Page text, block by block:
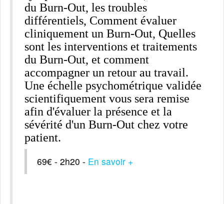
du Burn-Out, les troubles
différentiels, Comment évaluer
cliniquement un Burn-Out, Quelles
sont les interventions et traitements
du Burn-Out, et comment
accompagner un retour au travail.
Une échelle psychométrique validée
scientifiquement vous sera remise
afin d'évaluer la présence et la
sévérité d'un Burn-Out chez votre
patient.
69€ - 2h20 - En savoir +